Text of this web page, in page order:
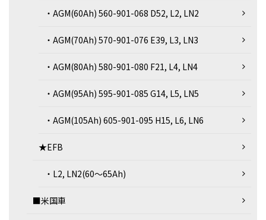
・AGM(60Ah) 560-901-068 D52, L2, LN2
・AGM(70Ah) 570-901-076 E39, L3, LN3
・AGM(80Ah) 580-901-080 F21, L4, LN4
・AGM(95Ah) 595-901-085 G14, L5, LN5
・AGM(105Ah) 605-901-095 H15, L6, LN6
★EFB
・L2, LN2(60～65Ah)
■米国車